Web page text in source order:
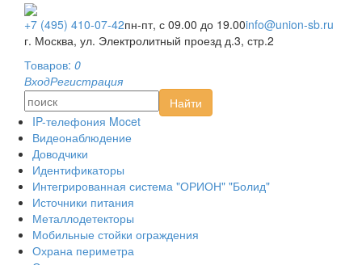
Монтаж
Контакты
Оплата
AHD видеонаблюдение
HD-SDI видеонаблюдение
IP-видеонаблюдение
IP-телефония Mocet
Видеонаблюдение
Доводчики
Идентификаторы
Интегрированная система "ОРИОН" "Болид"
Источники питания
Металлодетекторы
Мобильные стойки ограждения
Охрана периметра
+7 (495) 410-07-42пн-пт, с 09.00 до 19.00info@union-sb.ru
г. Москва, ул. Электролитный проезд д.3, стр.2
Товаров: 0
ВходРегистрация
Найти